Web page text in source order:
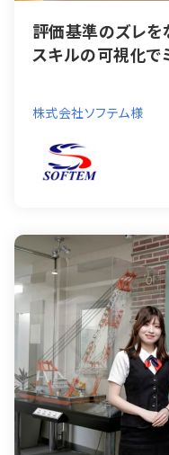
評価基準のズレを
スキルの可視化で
株式会社ソフテム様